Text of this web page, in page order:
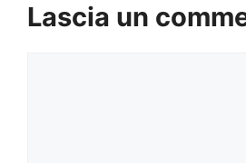
Lascia un